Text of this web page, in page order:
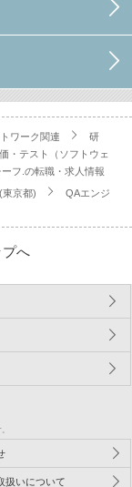
ワーク関連
研
・テスト（ソフトウェ
フ.の転職・求人情報
東京都)
QAエンジ
へ
扱いについて